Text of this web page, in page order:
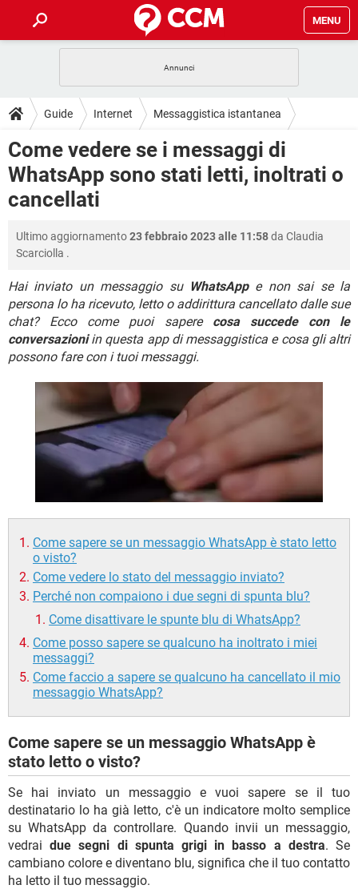
MENU
INTRATTENIMENTO ANDROID
iOS WINDOWS 10
INSTAGRAM WHATSAPP
TIKTOK
GUIDE
COVID-19
INTRATTENIMENTO ANDROID
WINDOWS 10
TIKTOK FACEBOOK
DOWNLOAD
COVID-19 GAMING
INTRATTENIMENTO
INSTAGRAM
TIKTOK FACEBOOK
HARDWARE
FORUM
INTRATTENIMENTO ANDROID
WHATSAPP
TIKTOK FACEBOOK
HARDWARE
COVID-19
INTRATTENIMENTO ANDROID
iOS WINDOWS 10
INSTAGRAM WHATSAPP
TIKTOK FACEBOOK
HARDWARE
Guide Internet Messaggistica istantanea
WhatsApp
Come vedere se i messaggi di
WhatsApp sono stati letti, inoltrati o
cancellati
Ultimo aggiornamento23 febbraio 2023 alle 11:58da Claudia
Scarciolla .
Hai inviato un messaggio su WhatsAppe non sai se la
persona lo ha ricevuto, letto o addirittura cancellato dalle sue
chat? Ecco come puoi sapere cosa succede con le
conversazioniin questa app di messaggistica e cosa gli altri
possono fare con i tuoi messaggi.
Come sapere se un messaggio WhatsApp è stato letto
o visto?
Come vedere lo stato del messaggio inviato?
Perché non compaiono i due segni di spunta blu?
Come disattivare le spunte blu di WhatsApp?
Come posso sapere se qualcuno ha inoltrato i miei
messaggi?
Come faccio a sapere se qualcuno ha cancellato il mio
messaggio WhatsApp?
Come sapere se un messaggio WhatsApp è
stato letto o visto?
Se hai inviato un messaggio e vuoi sapere se il tuo
destinatario lo ha già letto, c'è un indicatore molto semplice
su WhatsApp da controllare. Quando invii un messaggio,
vedraidue segni di spunta grigi in basso a destra. Se
cambiano colore e diventano blu, significa che il tuo contatto
ha letto il tuo messaggio.